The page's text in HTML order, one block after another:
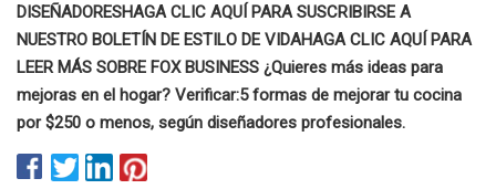
DISEÑADORESHAGA CLIC AQUÍ PARA SUSCRIBIRSE A
NUESTRO BOLETÍN DE ESTILO DE VIDAHAGA CLIC AQUÍ PARA
LEER MÁS SOBRE FOX BUSINESS ¿Quieres más ideas para
mejoras en el hogar? Verificar:5 formas de mejorar tu cocina
por $250 o menos, según diseñadores profesionales.